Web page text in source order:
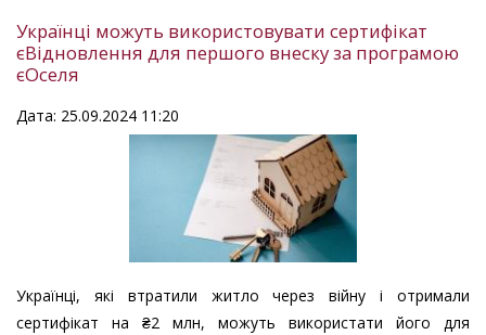
Українці можуть використовувати сертифікат
єВідновлення для першого внеску за програмою
єОселя
Дата: 25.09.2024 11:20
Українці, які втратили житло через війну і отримали
сертифікат на ₴2 млн, можуть використати його для